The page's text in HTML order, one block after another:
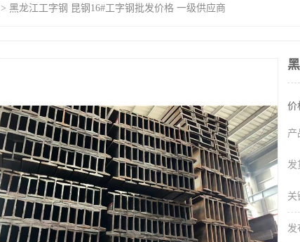
> 黑龙江工字钢 昆钢16#工字钢批发价格 一级供应商
价
产
发
关
发